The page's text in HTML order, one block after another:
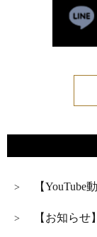
> 【YouTube
> 【お知らせ】